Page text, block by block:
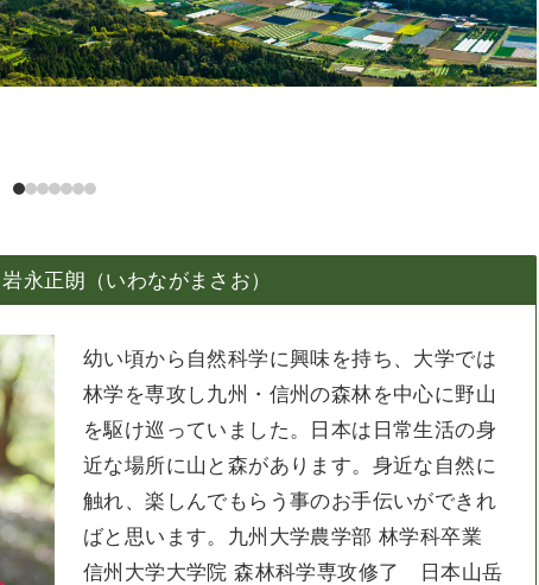
永正朗（いわながまさお）
幼い頃から自然科学に興味を持ち、大学では
林学を専攻し九州・信州の森林を中心に野山
を駆け巡っていました。日本は日常生活の身
近な場所に山と森があります。身近な自然に
触れ、楽しんでもらう事のお手伝いができれ
ばと思います。九州大学農学部 林学科卒業
信州大学大学院 森林科学専攻修了 日本山岳